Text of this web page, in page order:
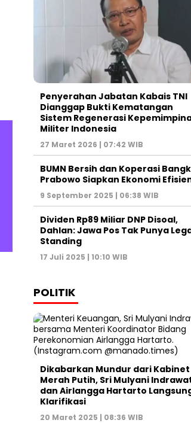
Penyerahan Jabatan Kabais TNI
Dianggap Bukti Kematangan
Sistem Regenerasi
Militer Indonesia
27 Maret 2026 | 07:42 WIB
BUMN Bersih dan Koperasi
Prabowo Siapkan Ekonomi
9 September 2025 | 06:38 WIB
Dividen Rp89 Miliar DNP Disoal,
Dahlan: Jawa Pos Tak Punya
Standing
17 Juli 2025 | 10:10 WIB
POLITIK
Dikabarkan Mundur dari Kabinet
Merah Putih, Sri Mulyani
dan Airlangga Hartarto
Klarifikasi
20 Maret 2025 | 08:36 WIB